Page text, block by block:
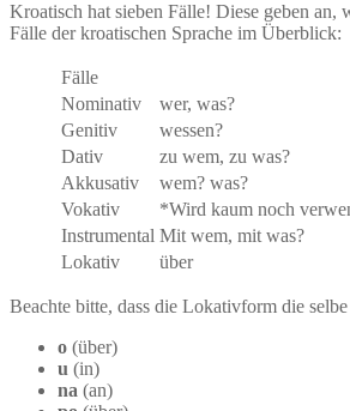
Kroatisch hat sieben Fälle! Diese geben an,
Fälle der kroatischen Sprache im Überblick:
Fälle
Nominativ
wer, was?
Genitiv
wessen?
Dativ
zu wem, zu was?
Akkusativ
wem? was?
Vokativ
*Wird kaum noch
Instrumental Mit wem, mit was?
Lokativ
über
Beachte bitte, dass die Lokativform die
o (über)
u (in)
na (an)